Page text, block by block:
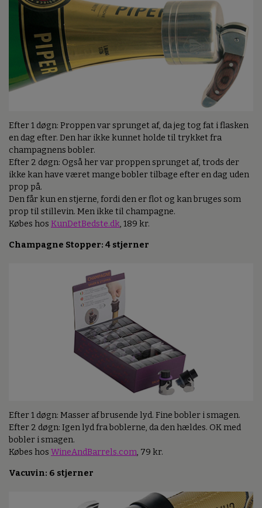
Efter 1 døgn: Proppen var sprunget af, da jeg tog fat i flasken
en dag efter. Den har ikke kunnet holde til trykket fra
champagnens bobler.
Efter 2 døgn: Også her var proppen sprunget af, trods der
ikke kan have været mange bobler tilbage efter en dag uden
prop på.
Den får kun en stjerne, fordi den er flot og kan bruges som
prop til stillevin. Men ikke til champagne.
Købes hos KunDetBedste.dk, 189 kr.
Champagne Stopper: 4 stjerner
Efter 1 døgn: Masser af brusende lyd. Fine bobler i smagen.
Efter 2 døgn: Igen lyd fra boblerne, da den hældes. OK med
bobler i smagen.
Købes hos WineAndBarrels.com, 79 kr.
Vacuvin: 6 stjerner